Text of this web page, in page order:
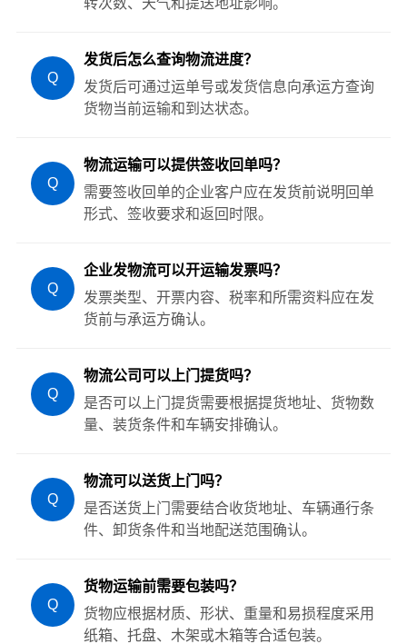
Q
发货后怎么查询物流进度？
发货后可通过运单号或发货信息向承运方查询
货物当前运输和到达状态。
Q
物流运输可以提供签收回单吗？
需要签收回单的企业客户应在发货前说明回单
形式、签收要求和返回时限。
Q
企业发物流可以开运输发票吗？
发票类型、开票内容、税率和所需资料应在发
货前与承运方确认。
Q
物流公司可以上门提货吗？
是否可以上门提货需要根据提货地址、货物数
量、装货条件和车辆安排确认。
Q
物流可以送货上门吗？
是否送货上门需要结合收货地址、车辆通行条
件、卸货条件和当地配送范围确认。
Q
货物运输前需要包装吗？
货物应根据材质、形状、重量和易损程度采用
纸箱、托盘、木架或木箱等合适包装。